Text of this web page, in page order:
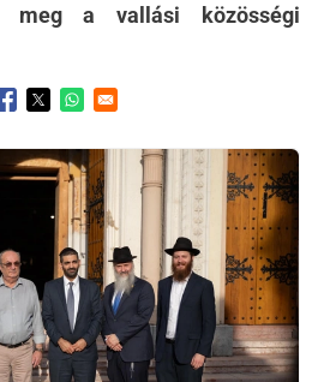
meg a vallási közösségi
Opens in a new window
Opens in a new window
Opens in a new window